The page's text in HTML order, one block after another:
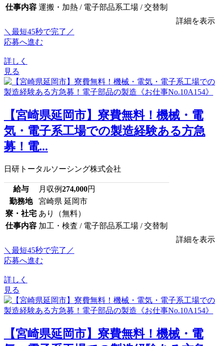
仕事内容 運搬・加熱 / 電子部品系工場 / 交替制
詳細を表示
＼最短45秒で完了／
応募へ進む
詳しく
見る
【宮崎県延岡市】寮費無料！機械・電
気・電子系工場での製造経験ある方急
募！電...
日研トータルソーシング株式会社
給与 月収例274,000円
勤務地
宮崎県 延岡市
寮・社宅 あり（無料）
仕事内容 加工・検査 / 電子部品系工場 / 交替制
詳細を表示
＼最短45秒で完了／
応募へ進む
詳しく
見る
【宮崎県延岡市】寮費無料！機械・電